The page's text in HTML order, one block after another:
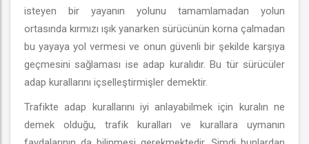
isteyen bir yayanın yolunu tamamlamadan yolun
ortasında kırmızı ışık yanarken sürücünün korna çalmadan
bu yayaya yol vermesi ve onun güvenli bir şekilde karşıya
geçmesini sağlaması ise adap kuralıdır. Bu tür sürücüler
adap kurallarını içselleştirmişler demektir.
Trafikte adap kurallarını iyi anlayabilmek için kuralın ne
demek olduğu, trafik kuralları ve kurallara uymanın